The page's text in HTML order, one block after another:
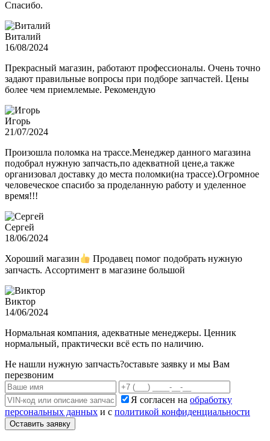
Спасибо.
Виталий
16/08/2024
Прекрасный магазин, работают профессионалы. Очень точно
задают правильные вопросы при подборе запчастей. Цены
более чем приемлемые. Рекомендую
Игорь
21/07/2024
Произошла поломка на трассе.Менеджер данного магазина
подобрал нужную запчасть,по адекватной цене,а также
организовал доставку до места поломки(на трассе).Огромное
человеческое спасибо за проделанную работу и уделенное
время!!!
Сергей
18/06/2024
Хороший магазин
Продавец помог подобрать нужную
запчасть. Ассортимент в магазине большой
Виктор
14/06/2024
Нормальная компания, адекватные менеджеры. Ценник
нормальный, практически всё есть по наличию.
Не нашли нужную запчасть?оставьте заявку и мы Вам
перезвоним
Я согласен на обработку
персональных данных и с политикой конфиденциальности
Оставить заявку